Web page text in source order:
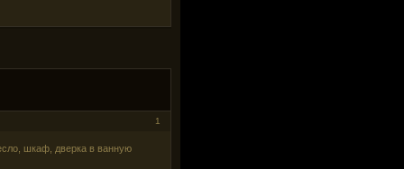
1
шкаф, дверка в ванную